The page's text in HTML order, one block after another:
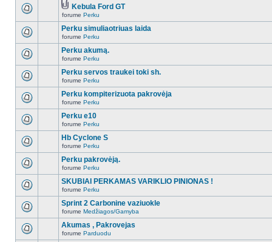
Kebula Ford GT
forume Perku
Perku simuliaotriuas laida
forume Perku
Perku akumą.
forume Perku
Perku servos traukei toki sh.
forume Perku
Perku kompiterizuota pakrovėja
forume Perku
Perku e10
forume Perku
Hb Cyclone S
forume Perku
Perku pakrovėją.
forume Perku
SKUBIAI PERKAMAS VARIKLIO PINIONAS !
forume Perku
Sprint 2 Carbonine vaziuokle
forume Medžiagos/Gamyba
Akumas , Pakrovejas
forume Parduodu